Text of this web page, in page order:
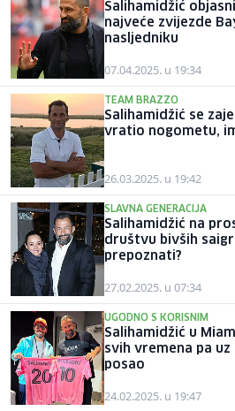
Salihamidžić
najveće zvijezde
nasljedniku
07.04.2025. u 19:34
TEAM BRAZZO
Salihamidžić se
vratio nogometu,
26.03.2025. u 19:42
SLAVNA GENERACIJA
Salihamidžić na
društvu bivših
prepoznati?
27.02.2025. u 07:34
UGODNO S KORISNIM
Salihamidžić u
svih vremena pa
posao
24.02.2025. u 19:47